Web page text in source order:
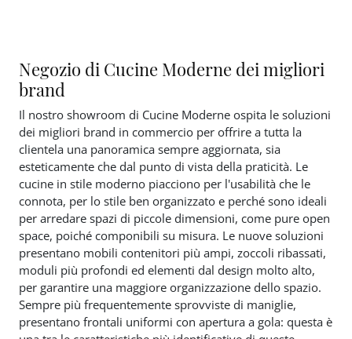
Negozio di Cucine Moderne dei migliori
brand
Il nostro showroom di Cucine Moderne ospita le soluzioni
dei migliori brand in commercio per offrire a tutta la
clientela una panoramica sempre aggiornata, sia
esteticamente che dal punto di vista della praticità. Le
cucine in stile moderno piacciono per l'usabilità che le
connota, per lo stile ben organizzato e perché sono ideali
per arredare spazi di piccole dimensioni, come pure open
space, poiché componibili su misura. Le nuove soluzioni
presentano mobili contenitori più ampi, zoccoli ribassati,
moduli più profondi ed elementi dal design molto alto,
per garantire una maggiore organizzazione dello spazio.
Sempre più frequentemente sprovviste di maniglie,
presentano frontali uniformi con apertura a gola: questa è